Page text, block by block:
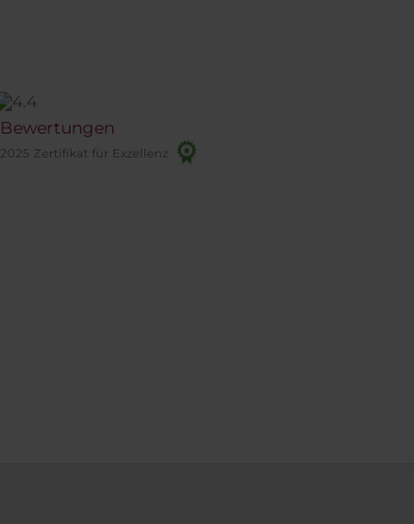
Bewertungen
2025 Zertifikat für Exzellenz